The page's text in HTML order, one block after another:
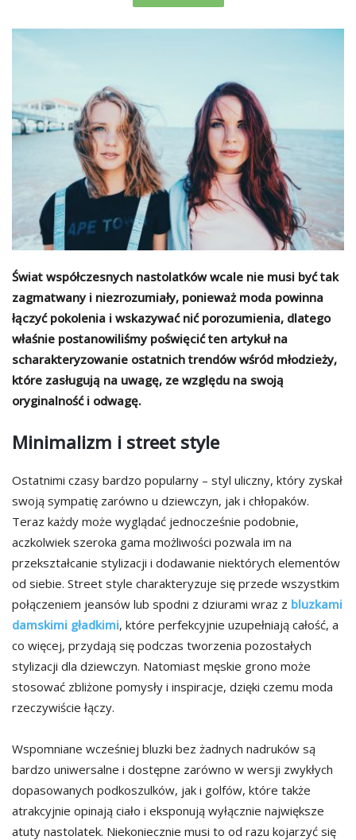
Świat współczesnych nastolatków wcale nie musi być tak
zagmatwany i niezrozumiały, ponieważ moda powinna
łączyć pokolenia i wskazywać nić porozumienia, dlatego
właśnie postanowiliśmy poświęcić ten artykuł na
scharakteryzowanie ostatnich trendów wśród młodzieży,
które zasługują na uwagę, ze względu na swoją
oryginalność i odwagę.
Minimalizm i street style
Ostatnimi czasy bardzo popularny – styl uliczny, który zyskał
swoją sympatię zarówno u dziewczyn, jak i chłopaków.
Teraz każdy może wyglądać jednocześnie podobnie,
aczkolwiek szeroka gama możliwości pozwala im na
przekształcanie stylizacji i dodawanie niektórych elementów
od siebie. Street style charakteryzuje się przede wszystkim
połączeniem jeansów lub spodni z dziurami wraz z bluzkami
damskimi gładkimi, które perfekcyjnie uzupełniają całość, a
co więcej, przydają się podczas tworzenia pozostałych
stylizacji dla dziewczyn. Natomiast męskie grono może
stosować zbliżone pomysły i inspiracje, dzięki czemu moda
rzeczywiście łączy.
Wspomniane wcześniej bluzki bez żadnych nadruków są
bardzo uniwersalne i dostępne zarówno w wersji zwykłych
dopasowanych podkoszulków, jak i golfów, które także
atrakcyjnie opinają ciało i eksponują wyłącznie największe
atuty nastolatek. Niekoniecznie musi to od razu kojarzyć się